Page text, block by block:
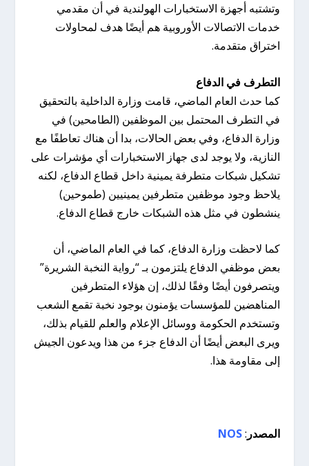
وتشتبه أجهزة الاستخبارات الهولندية في أن مقدمي
خدمات الاتصالات الأوروبية هم أيضًا هدف لمحاولات
اختراق متقدمة.
التطرف في الدفاع
كما حدث العام الماضي، قامت وزارة الداخلية بالتحقيق
في التطرف المحتمل بين الموظفين (الطامحين) في
وزارة الدفاع، وفي بعض الحالات، بدا أن هناك تعاطفًا مع
النازية، ولا يوجد لدى جهاز الاستخبارات أي مؤشرات على
تشكيل شبكات متطرفة يمينية داخل قطاع الدفاع، لكنه
يلاحظ وجود موظفين متطرفين يمينيين (طموحين)
ينشطون في مثل هذه الشبكات خارج قطاع الدفاع.
كما لاحظت وزارة الدفاع، كما في العام الماضي، أن
بعض موظفي الدفاع يلتزمون بـ “رواية النخبة الشريرة”
ويتصرفون أيضًا وفقًا لذلك، إن هؤلاء المتطرفين
المناهضين للمؤسسات يؤمنون بوجود نخبة تقمع الشعب
وتستخدم الحكومة ووسائل الإعلام والعلم للقيام بذلك،
ويرى البعض أيضًا أن الدفاع جزء من هذا ويدعون الجيش
إلى مقاومة هذا.
المصدر :
NOS